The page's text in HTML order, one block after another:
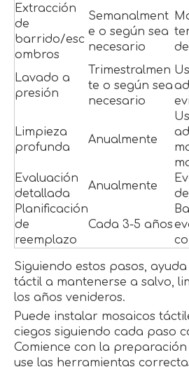
Extracción
de
barrido/esc
ombros
Semanalment
e o según sea
necesario
Lavado a
presión
Trimestralmen
te o según sea
necesario
Limpieza
profunda
Anualmente
Evaluación
detallada
Anualmente
Planificación
de
reemplazo
Cada 3-5 años
Siguiendo estos pasos,
táctil a mantenerse a salvo,
los años venideros.
Puede instalar mosaicos
ciegos siguiendo cada paso
Comience con la preparación
use las herramientas